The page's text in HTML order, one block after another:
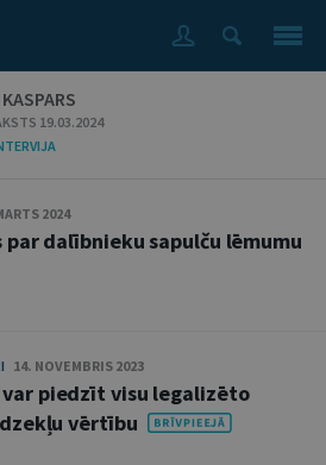
19.03.2024
2024
dalībnieku sapulču lēmumu
14. NOVEMBRIS 2023
var piedzīt visu legalizēto
vērtību